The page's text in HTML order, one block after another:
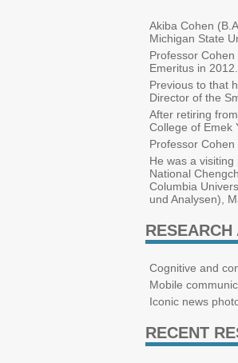
Akiba Cohen
Michigan State
Professor
Emeritus in 2012.
Previous to that
Director of the
After retiring
College of Emek
Professor
He was a
National
Columbia
und Analysen),
RESEARCH
Cognitive and
Mobile
Iconic news
RECENT